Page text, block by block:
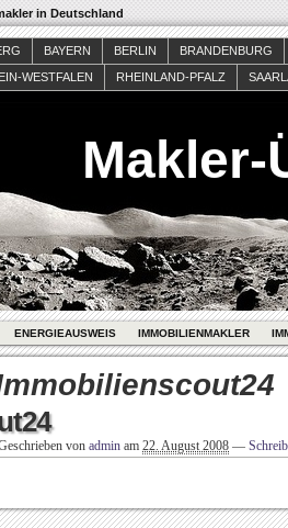
in Deutschland
BAYERN BERLIN
BRANDENBURG
WESTFALEN RHEINLAND-PFALZ
Makler-
ENERGIEAUSWEIS IMMOBILIENMAKLER
von admin am 22. August 2008 —